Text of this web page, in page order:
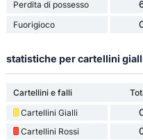
Perdita di possesso
Fuorigioco
statistiche per cartellini
Cartellini e falli
Cartellini Gialli
Cartellini Rossi